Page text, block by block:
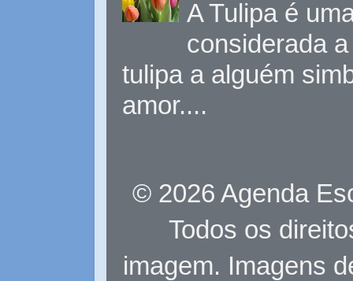
A Tulipa é
considerada
tulipa a alguém
amor....
© 2026 Agenda
Todos os
imagem. Imagens